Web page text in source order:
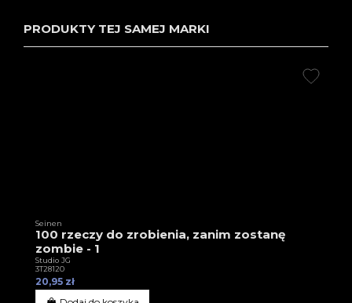
PRODUKTY TEJ SAMEJ MARKI
Seinen
100 rzeczy do zrobienia, zanim zostanę
zombie - 1
Studio JG
3T28120
20,95 zł